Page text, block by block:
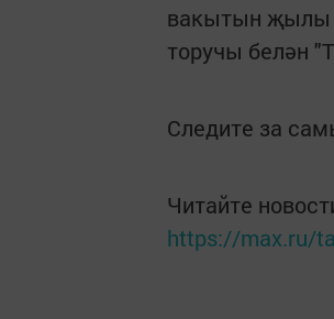
вакытын җылы
торучы белән
Следите за
Читайте
https://max.ru/